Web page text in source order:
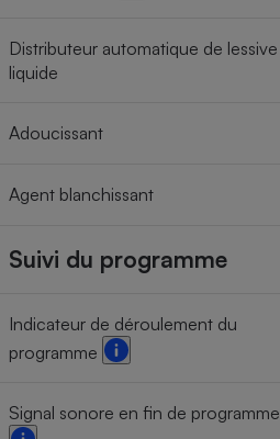
Distributeur automatique de lessive
liquide
Adoucissant
Agent blanchissant
Suivi du programme
Indicateur de déroulement du
programme
Signal sonore en fin de programme